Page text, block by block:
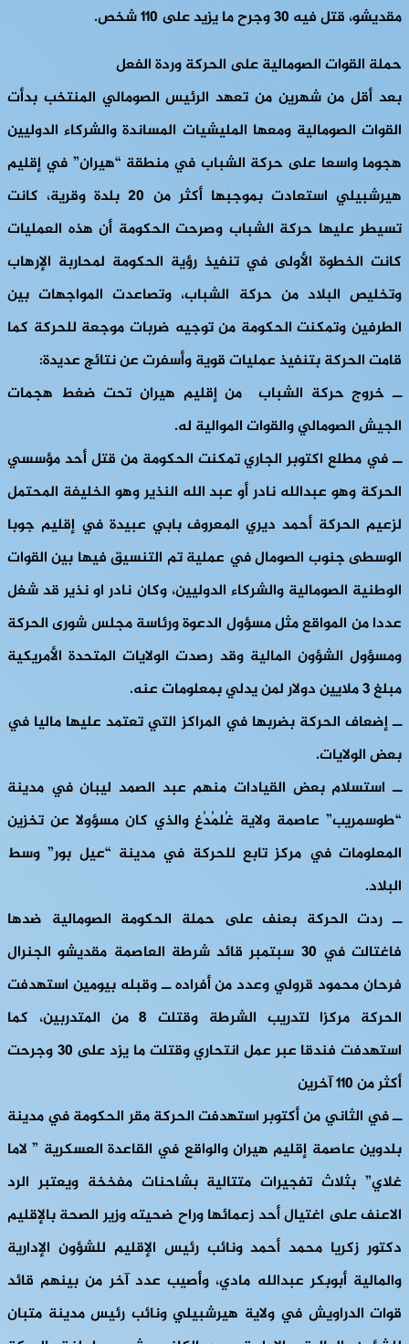
مقديشو، قتل فيه 30 وجرح ما يزيد على 110 شخص.
حملة القوات الصومالية على الحركة وردة الفعل
بعد أقل من شهرين من تعهد الرئيس الصومالي المنتخب بدأت
القوات الصومالية ومعها المليشيات المساندة والشركاء الدوليين
هجوما واسعا على حركة الشباب في منطقة “هيران” في إقليم
هيرشبيلي استعادت بموجبها أكثر من 20 بلدة وقرية، كانت
تسيطر عليها حركة الشباب وصرحت الحكومة أن هذه العمليات
كانت الخطوة الأولى في تنفيذ رؤية الحكومة لمحاربة الإرهاب
وتخليص البلاد من حركة الشباب، وتصاعدت المواجهات بين
الطرفين وتمكنت الحكومة من توجيه ضربات موجعة للحركة كما
قامت الحركة بتنفيذ عمليات قوية وأسفرت عن نتائج عديدة:
ــ خروج حركة الشباب من إقليم هيران تحت ضغط هجمات
الجيش الصومالي والقوات الموالية له.
ــ في مطلع اكتوبر الجاري تمكنت الحكومة من قتل أحد مؤسسي
الحركة وهو عبدالله نادر أو عبد الله النذير وهو الخليفة المحتمل
لزعيم الحركة أحمد ديري المعروف بابي عبيدة في إقليم جوبا
الوسطى جنوب الصومال في عملية تم التنسيق فيها بين القوات
الوطنية الصومالية والشركاء الدوليين، وكان نادر او نذير قد شغل
عددا من المواقع مثل مسؤول الدعوة ورئاسة مجلس شورى الحركة
ومسؤول الشؤون المالية وقد رصدت الولايات المتحدة الأمريكية
مبلغ 3 ملايين دولار لمن يدلي بمعلومات عنه.
ــ إضعاف الحركة بضربها في المراكز التي تعتمد عليها ماليا في
بعض الولايات.
ــ استسلام بعض القيادات منهم عبد الصمد ليبان في مدينة
“طوسمريب” عاصمة ولاية غُلمُدُغ والذي كان مسؤولا عن تخزين
المعلومات في مركز تابع للحركة في مدينة “عيل بور” وسط
البلاد.
ــ ردت الحركة بعنف على حملة الحكومة الصومالية ضدها
فاغتالت في 30 سبتمبر قائد شرطة العاصمة مقديشو الجنرال
فرحان محمود قرولي وعدد من أفراده ــ وقبله بيومين استهدفت
الحركة مركزا لتدريب الشرطة وقتلت 8 من المتدربين، كما
استهدفت فندقا عبر عمل انتحاري وقتلت ما يزد على 30 وجرحت
أكثر من 110 آخرين
ــ في الثاني من أكتوبر استهدفت الحركة مقر الحكومة في مدينة
بلدوين عاصمة إقليم هيران والواقع في القاعدة العسكرية ” لاما
غلاي” بثلاث تفجيرات متتالية بشاحنات مفخخة ويعتبر الرد
الاعنف على اغتيال أحد زعمائها وراح ضحيته وزير الصحة بالإقليم
دكتور زكريا محمد أحمد ونائب رئيس الإقليم للشؤون الإدارية
والمالية أبوبكر عبدالله مادي، وأصيب عدد آخر من بينهم قائد
قوات الدراويش في ولاية هيرشبيلي ونائب رئيس مدينة متبان